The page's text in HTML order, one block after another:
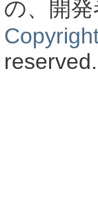
の、開
reserved.